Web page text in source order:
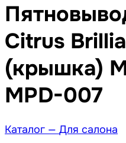
Citrus
(крышка)
MPD-007
Каталог — Для салона